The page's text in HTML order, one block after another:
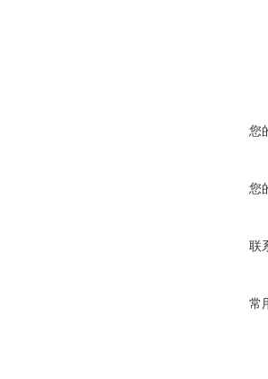
您
您
联
常